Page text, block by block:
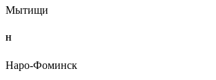
Мытищи
Н
Наро-Фоминск